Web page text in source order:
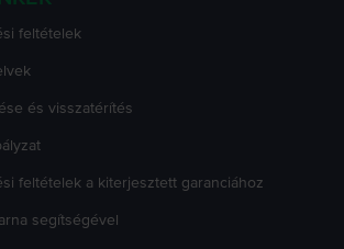
feltételek
és visszatérítés
feltételek a kiterjesztett garanciához
segítségével